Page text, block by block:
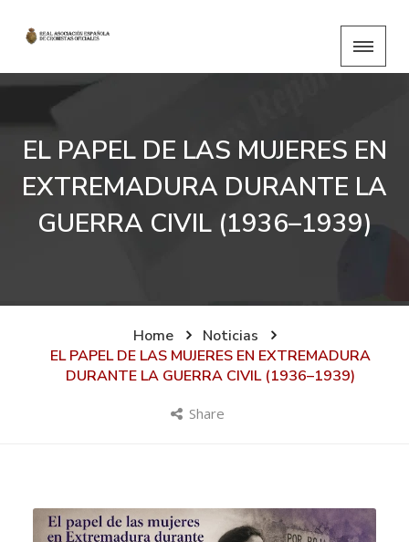
EL PAPEL DE LAS MUJERES EN
EXTREMADURA DURANTE LA
GUERRA CIVIL (1936–1939)
Home
Noticias
EL PAPEL DE LAS MUJERES EN EXTREMADURA
DURANTE LA GUERRA CIVIL (1936–1939)
Share